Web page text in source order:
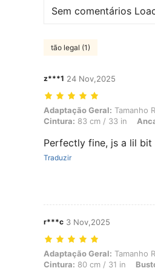
Sem comentários
tão legal (1)
z***1 24 Nov,2025
Adaptação Geral: Tamanho
Adaptação Geral: Tamanho
Cintura: 83 cm / 33 in
Perfectly fine, js a lil
Traduzir
r***c 3 Nov,2025
Adaptação Geral: Tamanho
Adaptação Geral: Tamanho
Cintura: 80 cm / 31 in